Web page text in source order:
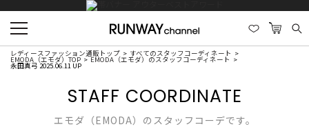
レディースファッション通販トップ すべてのスタッフコーディネート
EMODA（エモダ）TOP EMODA（エモダ）のスタッフコーディネート
永田真弓 2025.06.11 UP
STAFF COORDINATE
エモダ（EMODA）のスタッフコーデです。